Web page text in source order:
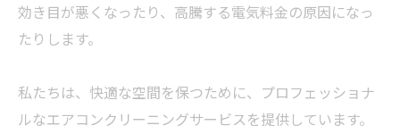
効き目が悪くなったり、高騰する電気料金の原因になっ
たりします。
私たちは、快適な空間を保つために、プロフェッショナ
ルなエアコンクリーニングサービスを提供しています。